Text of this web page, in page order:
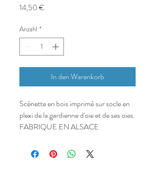
14,50 €
Anzahl *
In den Warenkorb
Scènette en bois imprimé sur socle en
plexi de la gardienne d'oie et de ses oies.
FABRIQUE EN ALSACE